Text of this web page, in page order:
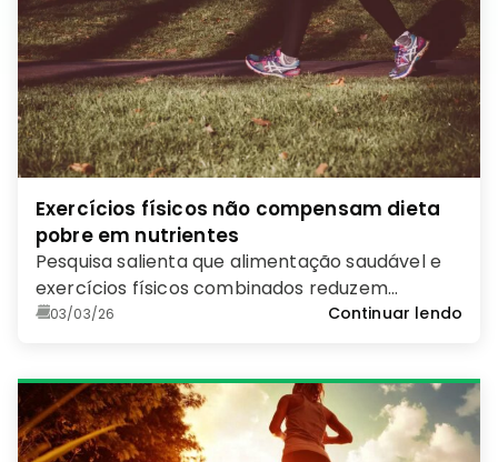
Exercícios físicos não compensam dieta
pobre em nutrientes
Pesquisa salienta que alimentação saudável e
exercícios físicos combinados reduzem
problemas de saúde
03/03/26 Continuar lendo